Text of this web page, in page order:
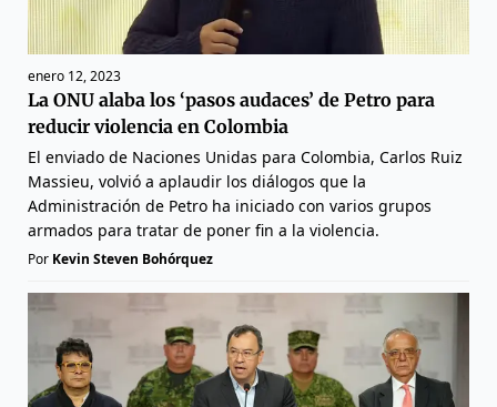
enero 12, 2023
La ONU alaba los ‘pasos audaces’ de Petro para
reducir violencia en Colombia
El enviado de Naciones Unidas para Colombia, Carlos Ruiz
Massieu, volvió a aplaudir los diálogos que la
Administración de Petro ha iniciado con varios grupos
armados para tratar de poner fin a la violencia.
Por Kevin Steven Bohórquez